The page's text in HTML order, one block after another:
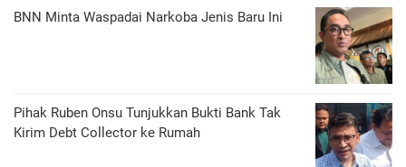
BNN Minta Waspadai Narkoba Jenis Baru Ini
Pihak Ruben Onsu Tunjukkan Bukti Bank Tak
Kirim Debt Collector ke Rumah